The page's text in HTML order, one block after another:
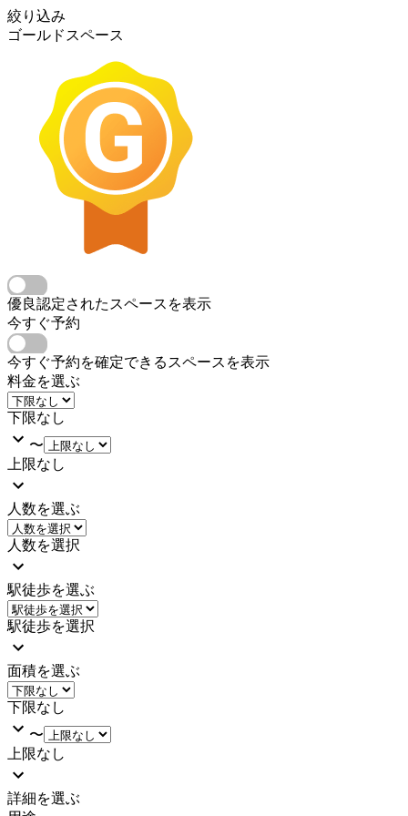
絞り込み
ゴールドスペース
優良認定されたスペースを表示
今すぐ予約
今すぐ予約を確定できるスペースを表示
料金を選ぶ
下限なし
〜
上限なし
人数を選ぶ
人数を選択
駅徒歩を選ぶ
駅徒歩を選択
面積を選ぶ
下限なし
〜
上限なし
詳細を選ぶ